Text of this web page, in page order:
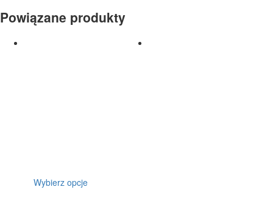
Powiązane produkty
Wybierz opcjeTen